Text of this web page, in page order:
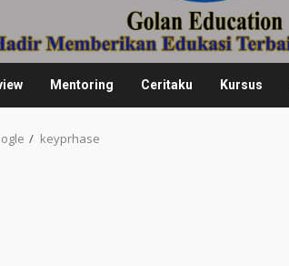
Mentoring Ceritaku Kursus
keyprhase